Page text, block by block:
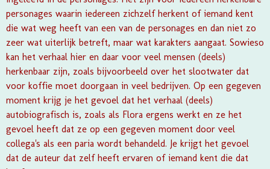
personages waarin iedereen zichzelf herkent of iemand kent
die wat weg heeft van een van de personages en dan niet zo
zeer wat uiterlijk betreft, maar wat karakters aangaat. Sowieso
kan het verhaal hier en daar voor veel mensen (deels)
herkenbaar zijn, zoals bijvoorbeeld over het slootwater dat
voor koffie moet doorgaan in veel bedrijven. Op een gegeven
moment krijg je het gevoel dat het verhaal (deels)
autobiografisch is, zoals als Flora ergens werkt en ze het
gevoel heeft dat ze op een gegeven moment door veel
collega's als een paria wordt behandeld. Je krijgt het gevoel
dat de auteur dat zelf heeft ervaren of iemand kent die dat